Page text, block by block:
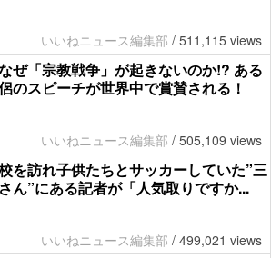
いいねニュース編集部 / 511,115 views
ぜ「宗教戦争」が起きないのか!? ある
のスピーチが世界中で賞賛される！
いいねニュース編集部 / 505,109 views
を訪れ子供たちとサッカーしていた”三
ん”にある記者が「人気取りですか...
いいねニュース編集部 / 499,021 views